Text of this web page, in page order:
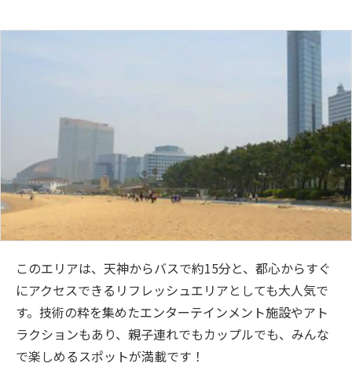
このエリアは、天神からバスで約15分と、都心からすぐ
にアクセスできるリフレッシュエリアとしても大人気で
す。技術の粋を集めたエンターテインメント施設やアト
ラクションもあり、親子連れでもカップルでも、みんな
で楽しめるスポットが満載です！